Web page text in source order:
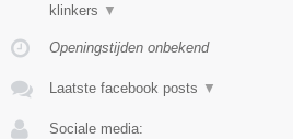
klinkers ▼
Openingstijden onbekend
Laatste facebook posts ▼
Sociale media: